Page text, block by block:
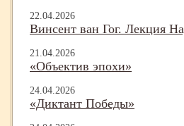
22.04.2026
Винсент ван Гог. Лекция
21.04.2026
«Объектив эпохи»
24.04.2026
«Диктант Победы»